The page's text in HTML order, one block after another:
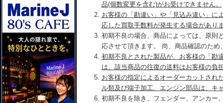
品(個数変更を含む)がお受けできません。
お客様の「勘違い」や「見込み違い」に
応した買取手数料が発生する場合があり
初期不良の場合、商品によっては、原則
応させて頂きます。 尚、商品確認のた
初期不良とされた製品が、お客様の「勘
は、該当商品の往復の送料はお客様の負
お客様の指定によるオーダーカットされ
ル類及び端子加工、エンジン部品は、キ
初期不良を除き、フェンダー、アンカー